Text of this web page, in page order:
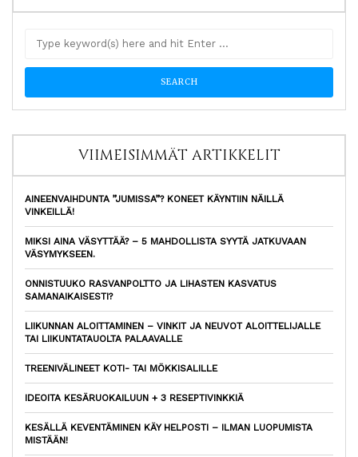
VIIMEISIMMÄT ARTIKKELIT
AINEENVAIHDUNTA ”JUMISSA”? KONEET KÄYNTIIN NÄILLÄ
VINKEILLÄ!
MIKSI AINA VÄSYTTÄÄ? – 5 MAHDOLLISTA SYYTÄ JATKUVAAN
VÄSYMYKSEEN.
ONNISTUUKO RASVANPOLTTO JA LIHASTEN KASVATUS
SAMANAIKAISESTI?
LIIKUNNAN ALOITTAMINEN – VINKIT JA NEUVOT ALOITTELIJALLE
TAI LIIKUNTATAUOLTA PALAAVALLE
TREENIVÄLINEET KOTI- TAI MÖKKISALILLE
IDEOITA KESÄRUOKAILUUN + 3 RESEPTIVINKKIÄ
KESÄLLÄ KEVENTÄMINEN KÄY HELPOSTI – ILMAN LUOPUMISTA
MISTÄÄN!